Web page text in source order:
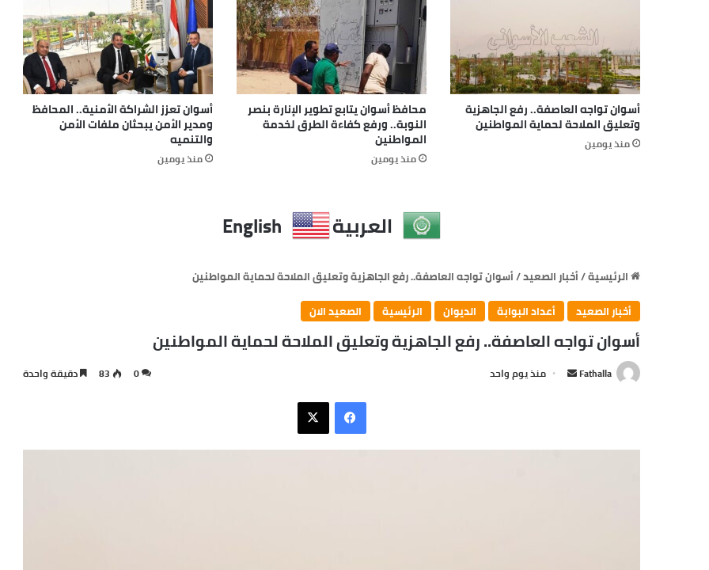
أسوان تواجه العاصفة.. رفع الجاهزية
وتعليق الملاحة لحماية المواطنين
منذ يومين
محافظ أسوان يتابع تطوير الإنارة بنصر
النوبة.. ورفع كفاءة الطرق لخدمة
المواطنين
منذ يومين
أسوان تعزز الشراكة الأمنية.. المحافظ
ومدير الأمن يبحثان ملفات الأمن
والتنميه
منذ يومين